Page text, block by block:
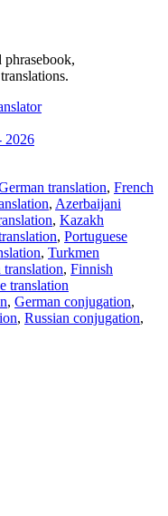
phrasebook,
2026
translation, French
, Azerbaijani
, Kazakh
, Portuguese
, Turkmen
, Finnish
translation
, German conjugation,
, Russian conjugation,